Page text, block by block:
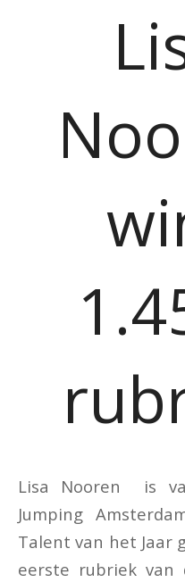
Lisa Nooren is
Jumping
Talent van het Jaar
eerste rubriek van